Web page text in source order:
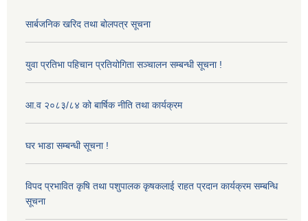
सार्बजनिक खरिद तथा बोलपत्र सूचना
युवा प्रतिभा पहिचान प्रतियोगिता सञ्चालन सम्बन्धी सूचना !
आ.व २०८३/८४ को बार्षिक नीति तथा कार्यक्रम
घर भाडा सम्बन्धी सूचना !
विपद प्रभावित कृषि तथा पशुपालक कृषकलाई राहत प्रदान कार्यक्रम सम्बन्धि
सूचना